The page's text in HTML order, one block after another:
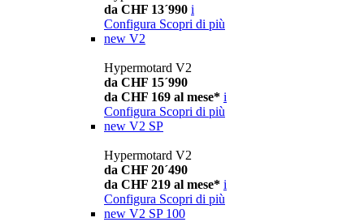
da CHF 13´990 i
Configura Scopri di più
new V2
Hypermotard V2
da CHF 15´990
da CHF 169 al mese* i
Configura Scopri di più
new V2 SP
Hypermotard V2
da CHF 20´490
da CHF 219 al mese* i
Configura Scopri di più
new V2 SP 100